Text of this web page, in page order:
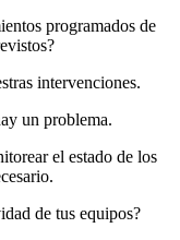
programados de
intervenciones.
un problema.
el estado de los
de tus equipos?